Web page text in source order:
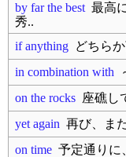
by far the best 最高
秀..
if anything どちら
in combination with
on the rocks 座礁し
yet again 再び、ま
on time 予定通りに